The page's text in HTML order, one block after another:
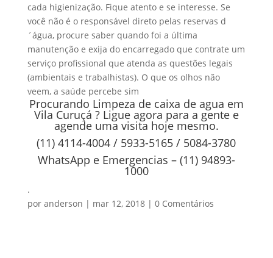
cada higienização. Fique atento e se interesse. Se
você não é o responsável direto pelas reservas d
´água, procure saber quando foi a última
manutenção e exija do encarregado que contrate um
serviço profissional que atenda as questões legais
(ambientais e trabalhistas). O que os olhos não
veem, a saúde percebe sim
Procurando Limpeza de caixa de agua em
Vila Curuçá ? Ligue agora para a gente e
agende uma visita hoje mesmo.
(11) 4114-4004 / 5933-5165 / 5084-3780
WhatsApp e Emergencias – (11) 94893-
1000
.
por anderson | mar 12, 2018| 0 Comentários